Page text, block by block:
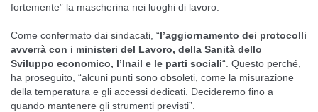
fortemente” la mascherina nei luoghi di lavoro.
Come confermato dai sindacati, “l’aggiornamento dei protocolli
avverrà con i ministeri del Lavoro, della Sanità dello
Sviluppo economico, l’Inail e le parti sociali“. Questo perché,
ha proseguito, “alcuni punti sono obsoleti, come la misurazione
della temperatura e gli accessi dedicati. Decideremo fino a
quando mantenere gli strumenti previsti”.